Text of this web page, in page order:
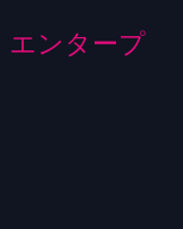
エンタープ